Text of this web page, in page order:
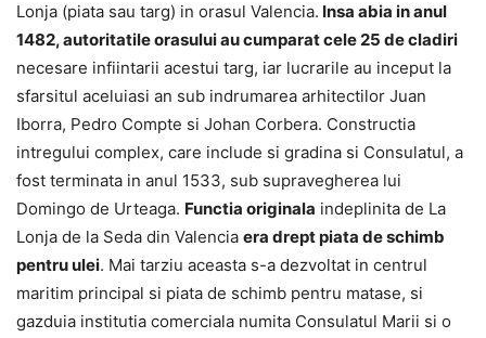
Lonja (piata sau targ) in orasul Valencia. Insa abia in anul
1482, autoritatile orasului au cumparat cele 25 de cladiri
necesare infiintarii acestui targ, iar lucrarile au inceput la
sfarsitul aceluiasi an sub indrumarea arhitectilor Juan
Iborra, Pedro Compte si Johan Corbera. Constructia
intregului complex, care include si gradina si Consulatul, a
fost terminata in anul 1533, sub supravegherea lui
Domingo de Urteaga. Functia originala indeplinita de La
Lonja de la Seda din Valencia era drept piata de schimb
pentru ulei. Mai tarziu aceasta s-a dezvoltat in centrul
maritim principal si piata de schimb pentru matase, si
gazduia institutia comerciala numita Consulatul Marii si o